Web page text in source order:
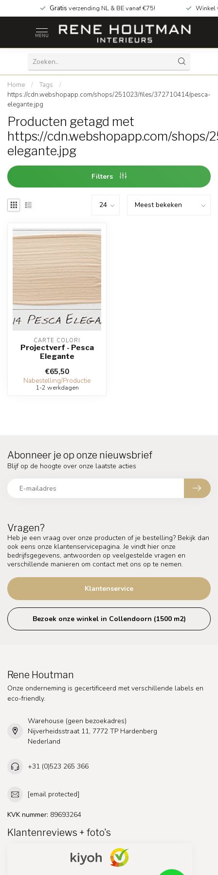
Gratis verzending NL & BE vanaf €75! Winkel
MENU
Home / Tags
/
https://cdn.webshopapp.com/shops/251023/files/372710414/pesca-
elegante.jpg
Producten getagd met
https://cdn.webshopapp.com/
elegante.jpg
Filters
CARTE COLORI
Projectverf - Pesca
Elegante
€65,50
Nabestelling/Productie
1-2 werkdagen
Vragen?
Heb je een vraag over onze producten of je bestelling? Bekijk dan
ook eens onze klantenservicepagina. Je vindt hier onze
bedrijfsgegevens, antwoorden op veelgestelde vragen en
verschillende manieren om contact met ons op te nemen.
Klantenservice
Bezoek onze winkel in Collendoorn (1500 m2)
Abonneer je op onze nieuwsbrief
Blijf op de hoogte over onze laatste acties
Rene Houtman
Onze onderneming is gecertificeerd met verschillende labels en
eco-friendly.
Warehouse (geen bezoekadres)
Nijverheidsstraat 11, 7772 TP Hardenberg
Nederland
+31 (0)523 265 366
[email protected]
KVK nummer: 89693264
Klantenreviews + foto's